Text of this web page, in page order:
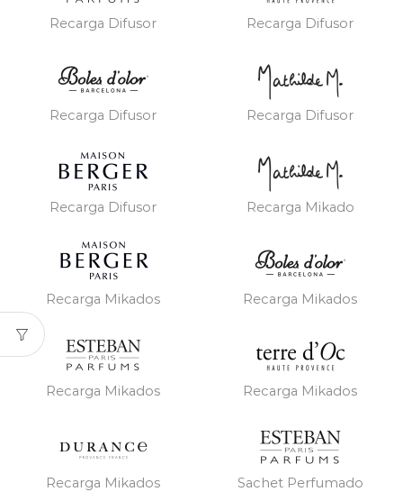
Recarga Difusor Recarga Difusor
Recarga Difusor Recarga Difusor
Recarga Difusor Recarga Mikado
Recarga Mikados Recarga Mikados
Recarga Mikados Recarga Mikados
Recarga Mikados Sachet Perfumado